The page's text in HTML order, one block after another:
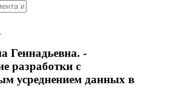
Геннадьевна. -
разработки с
усреднением данных в